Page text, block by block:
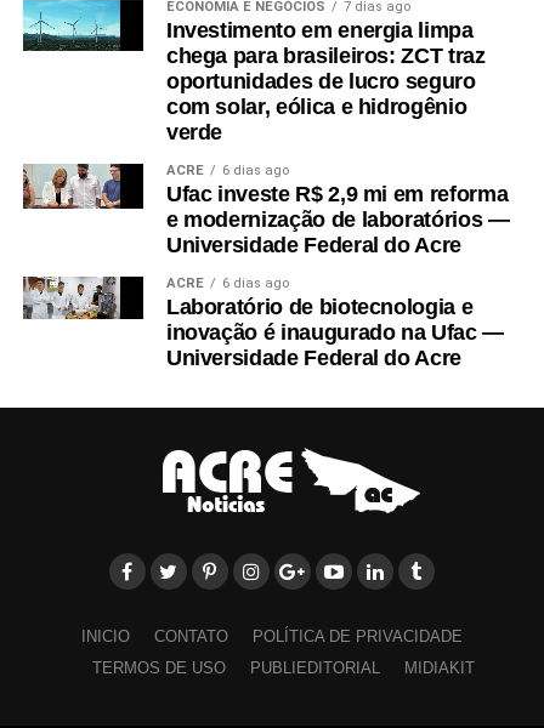
a coordenadora do polo UAB, Rosimari Ferreira da Silva; e,
representando a Seme, Adriana Moura.
Em Sena Madureira, também participaram a coordenadora do
representante do CA Josué de Castro, Érica de Paiva; o
o prefeito Gerlen Diniz (PP); e a secretária adjunta de Educação
Municipal, Alciléia Maia.
Leia Mais: UFAC
ECONOMIA E NEGÓCIOS 7 dias ago
Investimento em energia limpa
chega para brasileiros: ZCT traz
oportunidades de lucro seguro
com solar, eólica e hidrogênio
verde
ACRE 6 dias ago
Ufac investe R$ 2,9 mi em reforma
e modernização de laboratórios —
Universidade Federal do Acre
ACRE 6 dias ago
Laboratório de biotecnologia e
inovação é inaugurado na Ufac —
Universidade Federal do Acre
INICIO CONTATO
POLÍTICA DE PRIVACIDADE
TERMOS DE USO
PUBLIEDITORIAL MIDIAKIT